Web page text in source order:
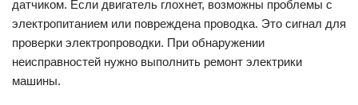
датчиком. Если двигатель глохнет, возможны проблемы с
электропитанием или повреждена проводка. Это сигнал для
проверки электропроводки. При обнаружении
неисправностей нужно выполнить ремонт электрики
машины.